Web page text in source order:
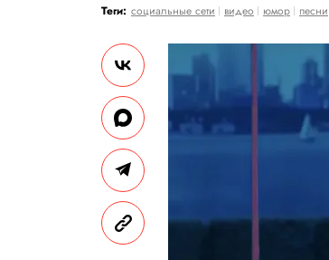
Теги: социальные сети видео юмор песни